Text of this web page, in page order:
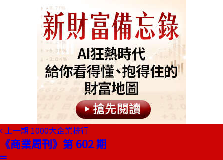
上一期 1000大企業排行
《商業周刊》第 602 期